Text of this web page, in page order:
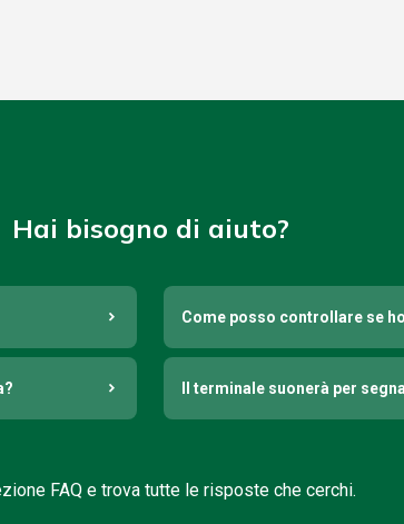
Hai bisogno di aiuto?
Come posso controllare se
Il terminale suonerà per
FAQ e trova tutte le risposte che cerchi.